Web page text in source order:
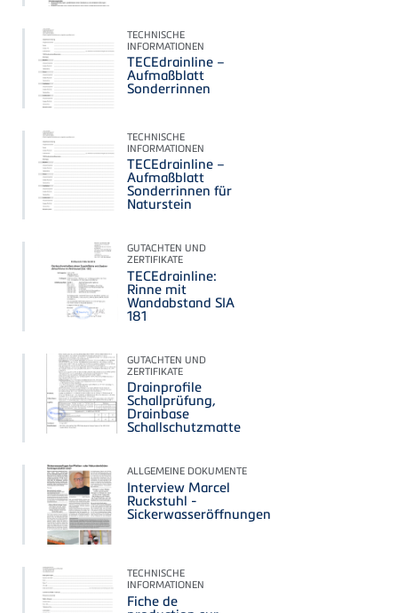
TECHNISCHE
INFORMATIONEN
TECEdrainline –
Aufmaßblatt
Sonderrinnen
TECHNISCHE
INFORMATIONEN
TECEdrainline –
Aufmaßblatt
Sonderrinnen für
Naturstein
GUTACHTEN UND
ZERTIFIKATE
TECEdrainline:
Rinne mit
Wandabstand SIA
181
GUTACHTEN UND
ZERTIFIKATE
Drainprofile
Schallprüfung,
Drainbase
Schallschutzmatte
ALLGEMEINE DOKUMENTE
Interview Marcel
Ruckstuhl -
Sickerwasseröffnungen
TECHNISCHE
INFORMATIONEN
Fiche de